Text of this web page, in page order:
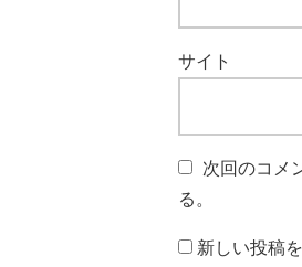
サイト
次回のコメ
る。
新しい投稿